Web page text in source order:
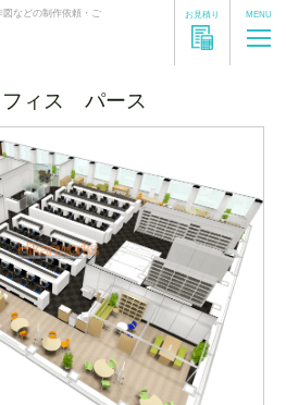
などの制作依頼・ご
お見積り MENU
フィス パース